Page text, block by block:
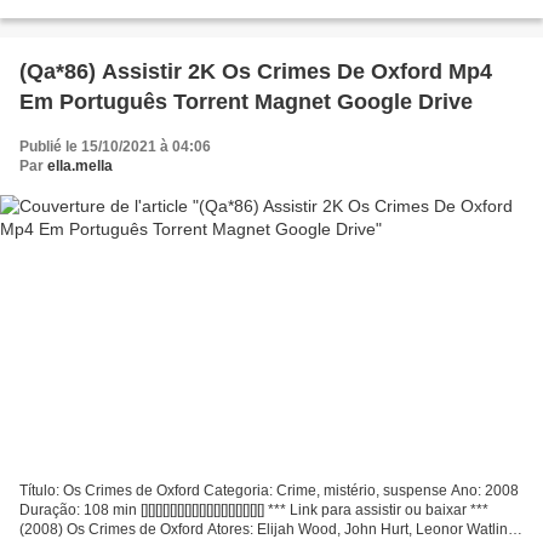
(Qa*86) Assistir 2K Os Crimes De Oxford Mp4
Em Português Torrent Magnet Google Drive
Publié le 15/10/2021 à 04:06
Par ella.mella
Título: Os Crimes de Oxford Categoria: Crime, mistério, suspense Ano: 2008
Duração: 108 min [][][][][][][][][][][][][][][][][] *** Link para assistir ou baixar ***
(2008) Os Crimes de Oxford Atores: Elijah Wood, John Hurt, Leonor Watling